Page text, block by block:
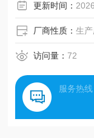
更新时间：
厂商性质：生
访问量：72
服务热线